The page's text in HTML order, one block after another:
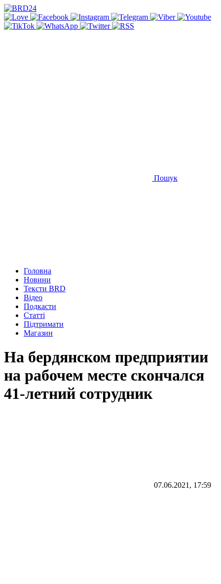
Пошук
Головна
Новини
Тексти BRD
Відео
Подкасти
Статті
Підтримати
Магазин
На бердянском предприятии
на рабочем месте скончался
41-летний сотрудник
07.06.2021, 17:59